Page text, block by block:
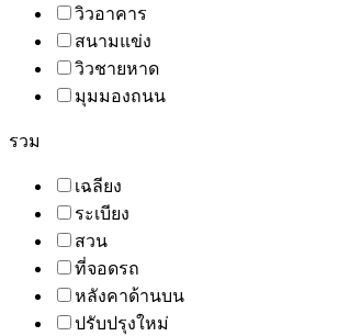
วิวอาคาร
สนามแข่ง
วิวชายหาด
มุมมองถนน
รวม
เฉลียง
ระเบียง
สวน
ที่จอดรถ
หลังคาด้านบน
ปรับปรุงใหม่